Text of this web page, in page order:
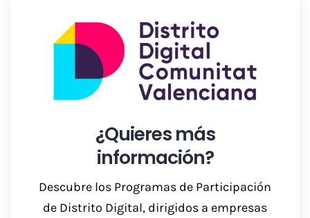
Descargar Dossier
¿Quieres más
información?
Descubre los Programas de Participación
de Distrito Digital, dirigidos a empresas